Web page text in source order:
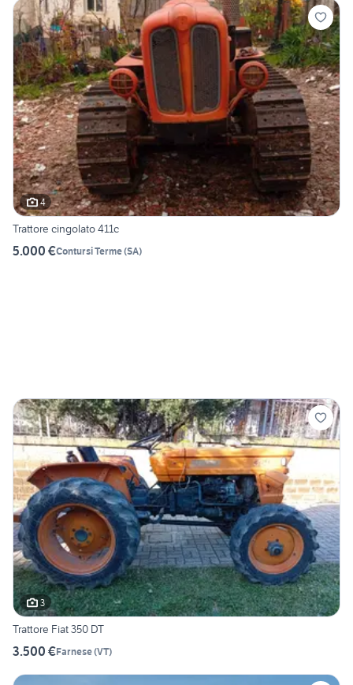
4
Trattore cingolato 411c
5.000 €Contursi Terme(SA)
3
Trattore Fiat 350 DT
3.500 €Farnese(VT)